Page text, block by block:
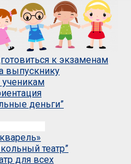
к экзаменам
выпускнику
деньги”
театр”
для всех